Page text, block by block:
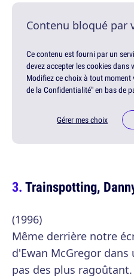
Contenu bloqué par
Ce contenu est fourni par un
devez accepter les cookies
Modifiez ce choix à tout moment
de la Confidentialité" en bas de
Gérer mes choix
Trainspotting,
(1996)
Même derrière notre
d'Ewan McGregor
pas des plus